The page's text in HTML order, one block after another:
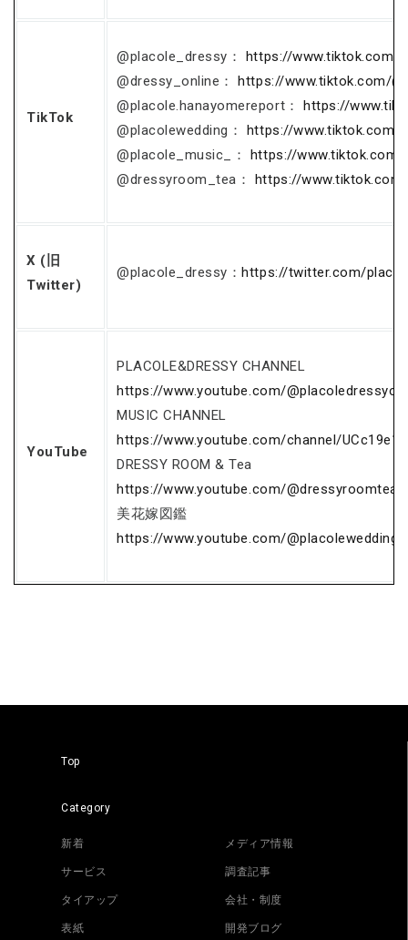
TikTok
@placole_dressy： https://www.tiktok.com/
@dressy_online：https://www.tiktok.com/
@placole.hanayomereport：https://
@placolewedding： https://www.tiktok.com/
@placole_music_： https://www.tiktok.com/
@dressyroom_tea： https://
X (旧
Twitter)
@placole_dressy：https://twitter.com/
YouTube
PLACOLE&DRESSY CHANNEL
https://www.youtube.com/
MUSIC CHANNEL
https://www.youtube.com/channel/
DRESSY ROOM & Tea
https://www.youtube.com/
美花嫁図鑑
https://www.youtube.com/
Top
Category
新着 メディア情報
サービス 調査記事
タイアップ 会社・制度
表紙 開発ブログ